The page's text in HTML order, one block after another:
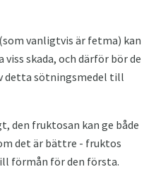
vanligtvis är fetma) kan
skada, och därför bör de
detta sötningsmedel till
den fruktosan kan ge både
det är bättre - fruktos
förmån för den första.